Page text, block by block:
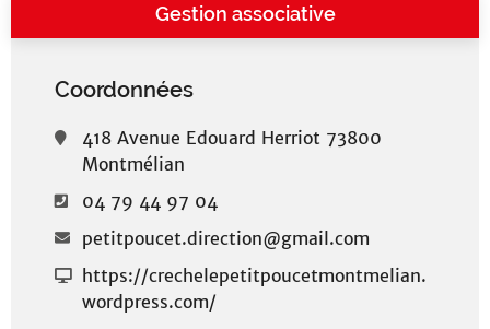
Gestion associative
Coordonnées
418 Avenue Edouard Herriot 73800
Montmélian
04 79 44 97 04
petitpoucet.direction@gmail.com
https://crechelepetitpoucetmontmelian.
wordpress.com/